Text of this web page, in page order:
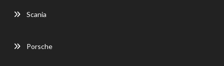
Scania
Porsche